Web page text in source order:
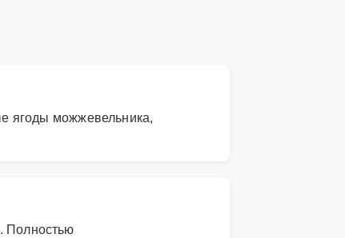
ягоды можжевельника,
Полностью